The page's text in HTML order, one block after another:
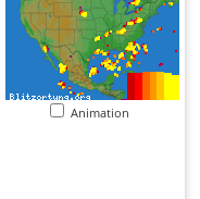
Animation